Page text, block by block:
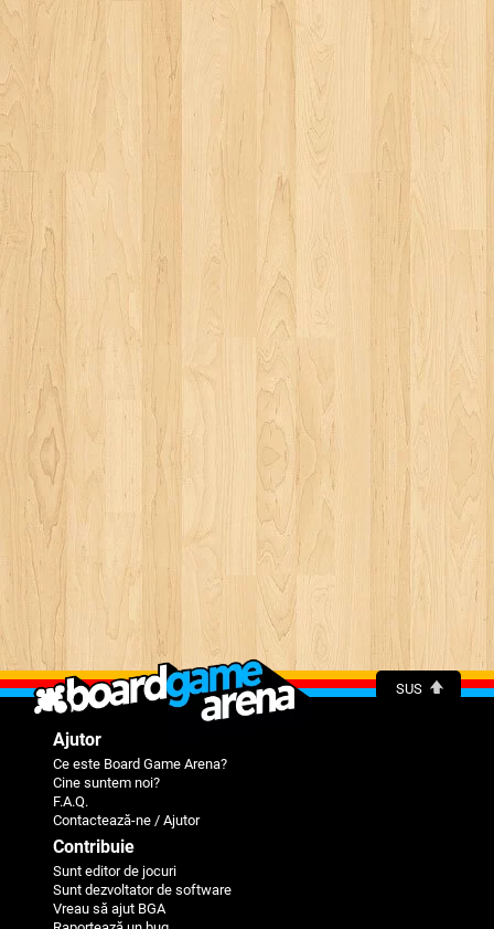
SUS
Ajutor
Ce este Board Game Arena?
Cine suntem noi?
F.A.Q.
Contactează-ne / Ajutor
Contribuie
Sunt editor de jocuri
Sunt dezvoltator de software
Vreau să ajut BGA